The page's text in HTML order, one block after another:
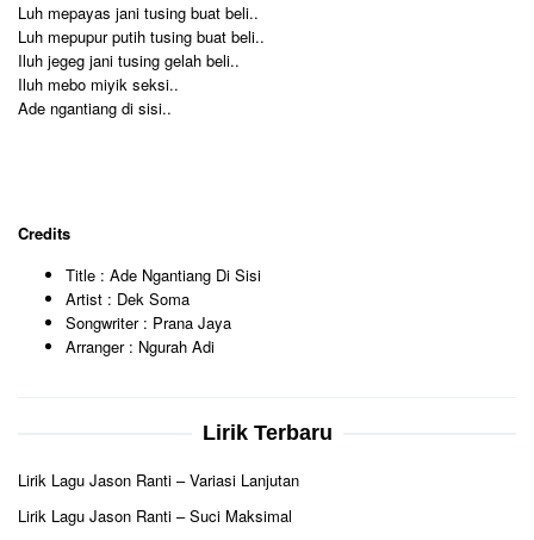
Luh mepayas jani tusing buat beli..
Luh mepupur putih tusing buat beli..
Iluh jegeg jani tusing gelah beli..
Iluh mebo miyik seksi..
Ade ngantiang di sisi..
Credits
Title : Ade Ngantiang Di Sisi
Artist : Dek Soma
Songwriter : Prana Jaya
Arranger : Ngurah Adi
Lirik Terbaru
Lirik Lagu Jason Ranti – Variasi Lanjutan
Lirik Lagu Jason Ranti – Suci Maksimal